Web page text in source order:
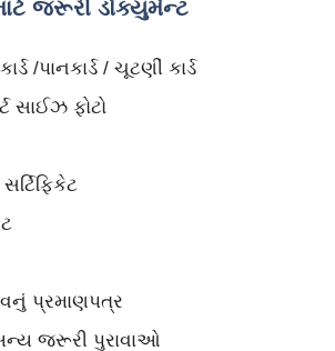
જરૂરી ડોક્યુમેન્ટ
/પાનકાર્ડ / ચૂટણીં કાર્ડ
સાઈઝ ફોટો
પ્રમાણપત્ર
જરૂરી પુરાવાઓ